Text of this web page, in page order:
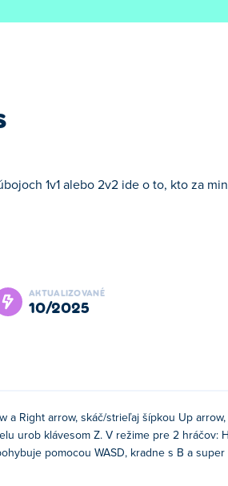
1v1 alebo 2v2 ide o to, kto za
Športové hry.
AKTUALIZOVANÉ
10/2025
a Right arrow, skáč/strieľaj šípkou Up
urob klávesom Z. V režime pre 2 hráčov:
pomocou WASD, kradne s B a super